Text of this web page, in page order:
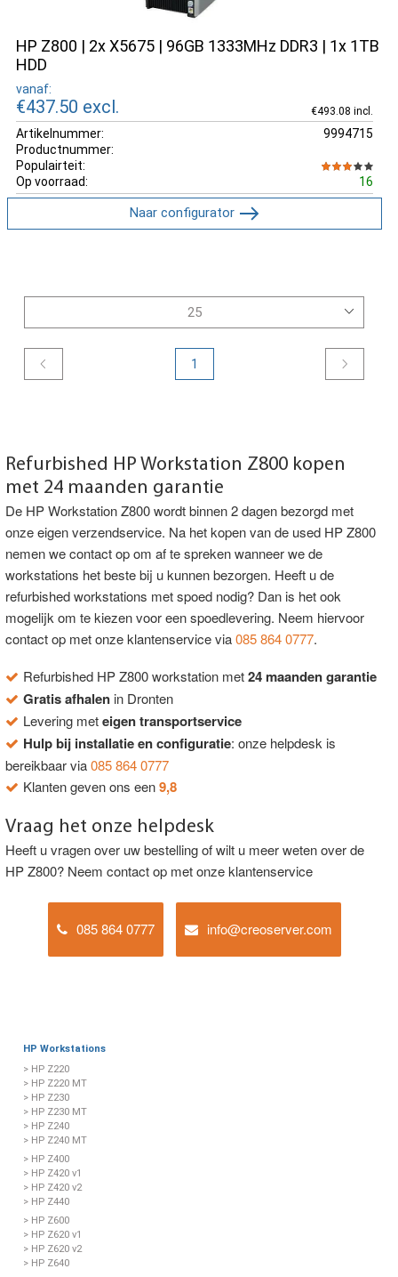
HP Z800 | 2x X5675 | 96GB 1333MHz DDR3 | 1x 1TB
HDD
vanaf:
€437.50 excl. €493.08 incl.
Artikelnummer:
9994715
Productnummer:
Populairteit:
Op voorraad:
16
Naar configurator
1
Refurbished HP Workstation Z800 kopen
met 24 maanden garantie
De HP Workstation Z800 wordt binnen 2 dagen bezorgd met
onze eigen verzendservice. Na het kopen van de used HP Z800
nemen we contact op om af te spreken wanneer we de
workstations het beste bij u kunnen bezorgen. Heeft u de
refurbished workstations met spoed nodig? Dan is het ook
mogelijk om te kiezen voor een spoedlevering. Neem hiervoor
contact op met onze klantenservice via085 864 0777.
Refurbished HP Z800 workstation met24 maanden garantie
Gratis afhalen in Dronten
Levering meteigen transportservice
Hulp bij installatie en configuratie: onze helpdesk is
bereikbaar via085 864 0777
Klanten geven ons een9,8
Vraag het onze helpdesk
Heeft u vragen over uw bestelling of wilt u meer weten over de
HP Z800? Neem contact op met onze klantenservice
085 864 0777 info@creoserver.com
HP Workstations
> HP Z220
> HP Z220 MT
> HP Z230
> HP Z230 MT
> HP Z240
> HP Z240 MT
> HP Z400
> HP Z420 v1
> HP Z420 v2
> HP Z440
> HP Z600
> HP Z620 v1
> HP Z620 v2
> HP Z640